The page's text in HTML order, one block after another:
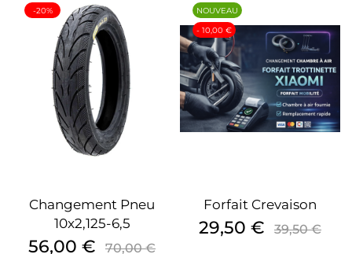
Changement Pneu
10x2,125-6,5
Prix
56,00 € Prix
70,00 €
-20%
Forfait Crevaison
Prix
29,50 € Prix
39,50 €
NOUVEAU
- 10,00 €